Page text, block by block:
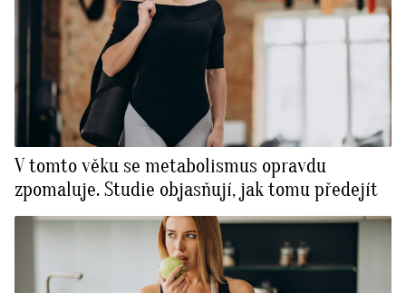
V tomto věku se metabolismus opravdu
zpomaluje. Studie objasňují, jak tomu předejít